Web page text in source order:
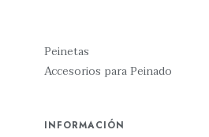
Peinetas
Accesorios para Peinado
INFORMACIÓN